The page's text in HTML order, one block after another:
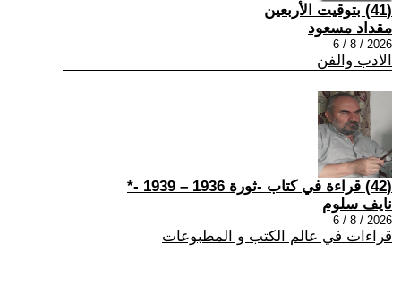
(41) بتوقيت الأربعين
مقداد مسعود
2026 / 8 / 6
الادب والفن
(42) قراءة في كتاب -ثورة 1936 – 1939 -*
نايف سلوم
2026 / 8 / 6
قراءات في عالم الكتب و المطبوعات